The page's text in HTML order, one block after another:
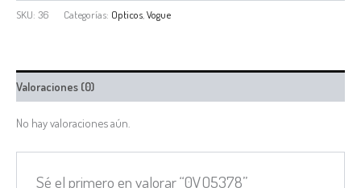
SKU: 36 Categorías: Opticos Vogue
Valoraciones (0)
No hay valoraciones aún.
Sé el primero en valorar “0VO5378”